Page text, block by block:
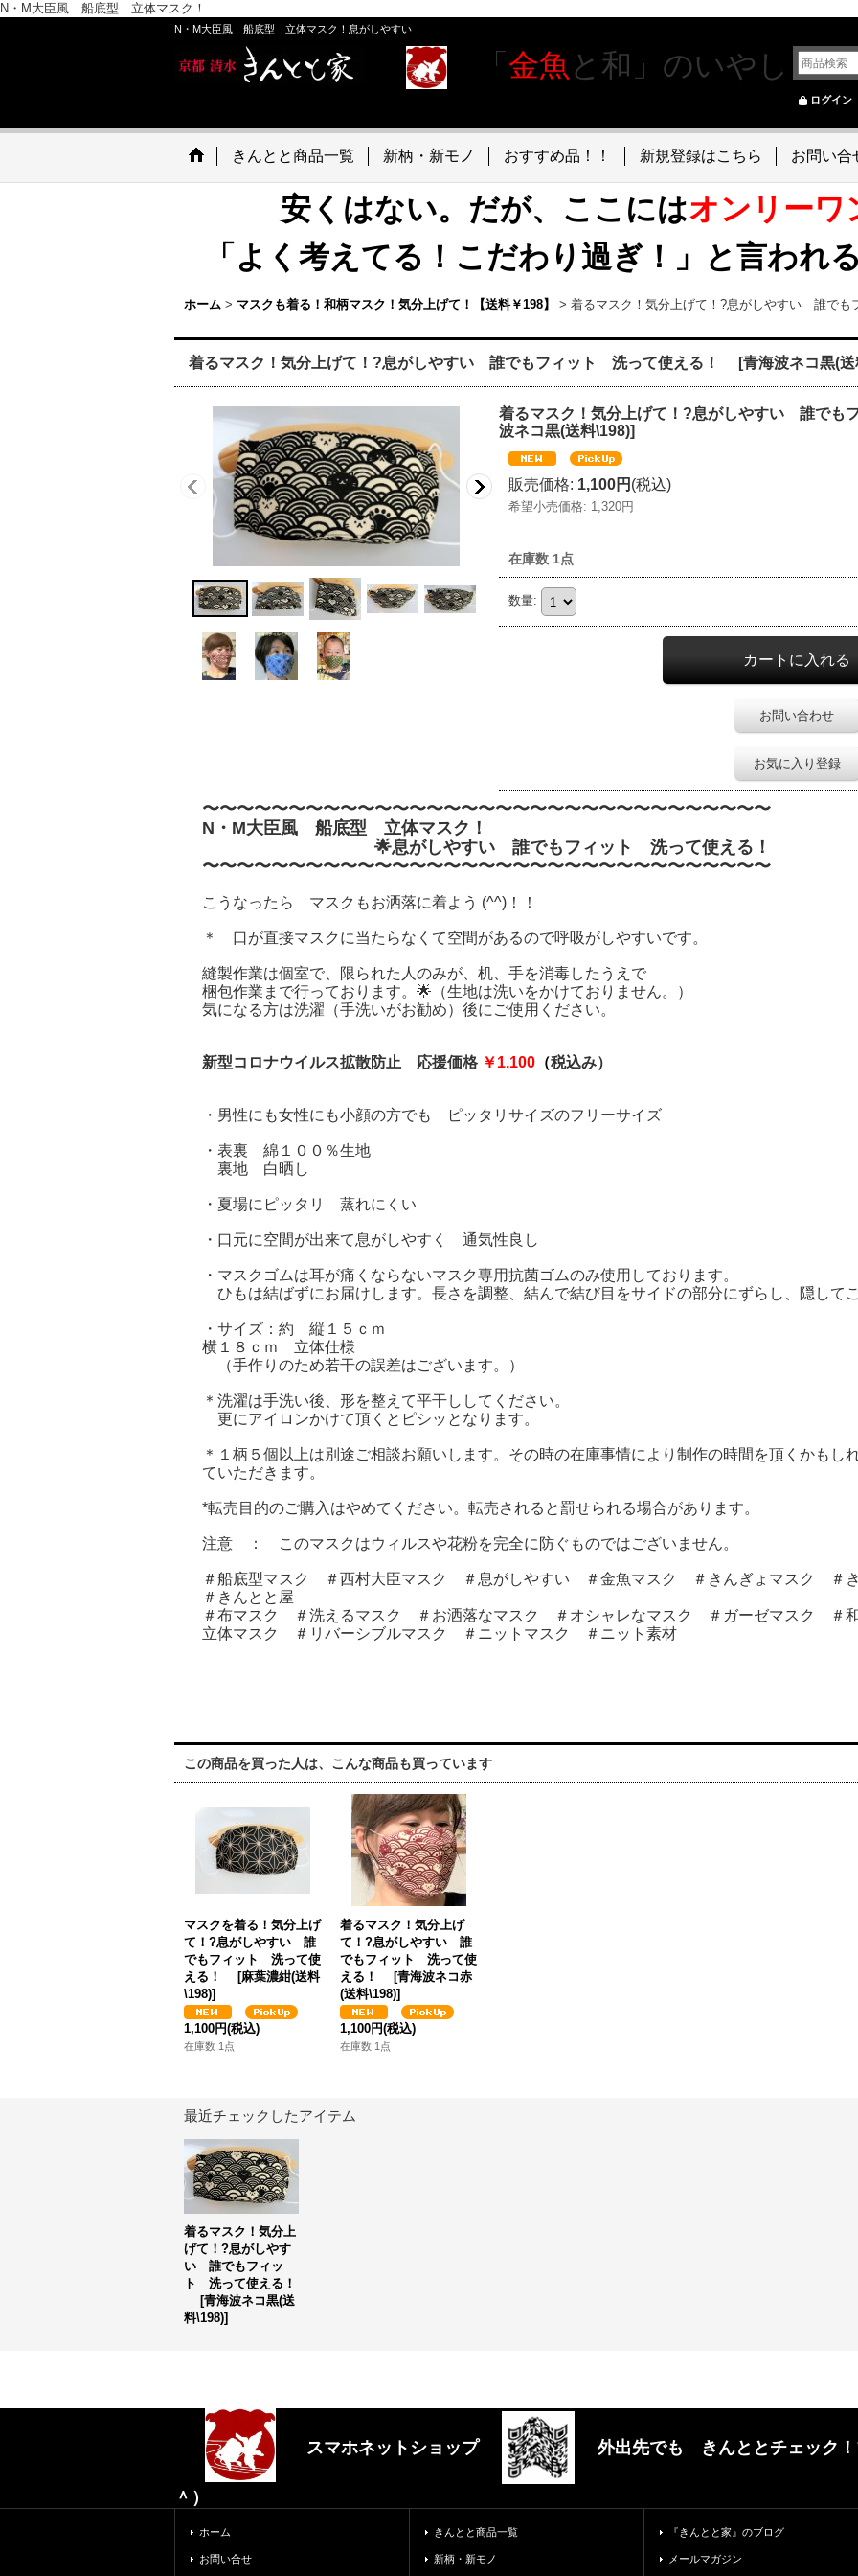
N・M大臣風 船底型 立体マスク！
N・M大臣風 船底型 立体マスク！息がしやすい
「 金魚 と和」のいやし
ログイン
きんとと商品一覧 新柄・新モノ おすすめ品！！ 新規登録はこちら お問い合
安くはない。だが、ここにはオンリーワ
「よく考えてる！こだわり過ぎ！」と言われ
ホーム > マスクも着る！和柄マスク！気分上げて！【送料￥198】 > 着るマスク！気分上げて！?息がしやすい 誰で
着るマスク！気分上げて！?息がしやすい 誰でもフィット 洗って使える！ [青海波ネコ黒(
着るマスク！気分上げて！?息がしやすい 誰で
波ネコ黒(送料\198)]
販売価格: 1,100円 (税込)
希望小売価格: 1,320円
在庫数 1点
数量:
お問い合わせ
お気に入り登録
〜〜〜〜〜〜〜〜〜〜〜〜〜〜〜〜〜〜〜〜〜〜〜〜〜〜〜〜〜〜〜〜〜
N・M大臣風 船底型 立体マスク！
🌟息がしやすい 誰でもフィット 洗って使える！
〜〜〜〜〜〜〜〜〜〜〜〜〜〜〜〜〜〜〜〜〜〜〜〜〜〜〜〜〜〜〜〜〜
こうなったら マスクもお洒落に着よう (^^)！！
＊ 口が直接マスクに当たらなくて空間があるので呼吸がしやすいです。
縫製作業は個室で、限られた人のみが、机、手を消毒したうえで
梱包作業まで行っております。🌟（生地は洗いをかけておりません。）
気になる方は洗濯（手洗いがお勧め）後にご使用ください。
新型コロナウイルス拡散防止 応援価格 ￥1,100 （税込み）
・男性にも女性にも小顔の方でも ピッタリサイズのフリーサイズ
・表裏 綿１００％生地
裏地 白晒し
・夏場にピッタリ 蒸れにくい
・口元に空間が出来て息がしやすく 通気性良し
・マスクゴムは耳が痛くならないマスク専用抗菌ゴムのみ使用しております。
ひもは結ばずにお届けします。長さを調整、結んで結び目をサイドの部分にずらし、隠して
・サイズ：約 縦１５ｃｍ
横１８ｃｍ 立体仕様
（手作りのため若干の誤差はございます。）
＊洗濯は手洗い後、形を整えて平干ししてください。
更にアイロンかけて頂くとピシッとなります。
＊１柄５個以上は別途ご相談お願いします。その時の在庫事情により制作の時間を頂くかもし
ていただきます。
*転売目的のご購入はやめてください。転売されると罰せられる場合があります。
注意 ： このマスクはウィルスや花粉を完全に防ぐものではございません。
＃船底型マスク ＃西村大臣マスク ＃息がしやすい ＃金魚マスク ＃きんぎょマスク
＃きんとと屋
＃布マスク ＃洗えるマスク ＃お洒落なマスク ＃オシャレなマスク ＃ガーゼマスク ＃
立体マスク ＃リバーシブルマスク ＃ニットマスク ＃ニット素材
この商品を買った人は、こんな商品も買っています
マスクを着る！気分上げ
て！?息がしやすい 誰
でもフィット 洗って使
える！
[麻葉濃紺(送料
\198)]
1,100円(税込)
在庫数 1点
着るマスク！気分上げ
て！?息がしやすい 誰
でもフィット 洗って使
える！
[青海波ネコ赤
(送料\198)]
1,100円(税込)
在庫数 1点
最近チェックしたアイテム
着るマスク！気分上
げて！?息がしやす
い 誰でもフィッ
ト 洗って使える！
[青海波ネコ黒(送
料\198)]
スマホネットショップ 外出先でも きんととチェック
＾）
ホーム
お問い合せ
きんとと商品一覧
新柄・新モノ
『きんとと家』のブログ
メールマガジン